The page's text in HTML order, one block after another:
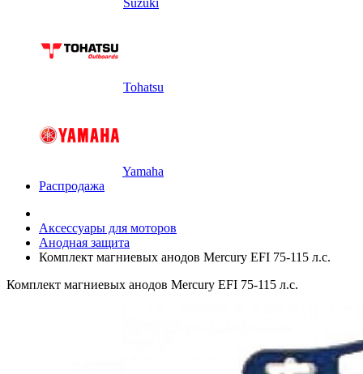
Suzuki
Tohatsu
Yamaha
Распродажа
Аксессуары для моторов
Анодная защита
Комплект магниевых анодов Mercury EFI 75-115 л.с.
Комплект магниевых анодов Mercury EFI 75-115 л.с.